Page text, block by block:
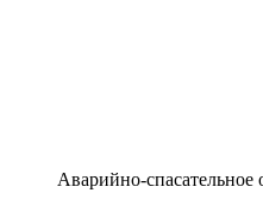
Аварийно-спасательное